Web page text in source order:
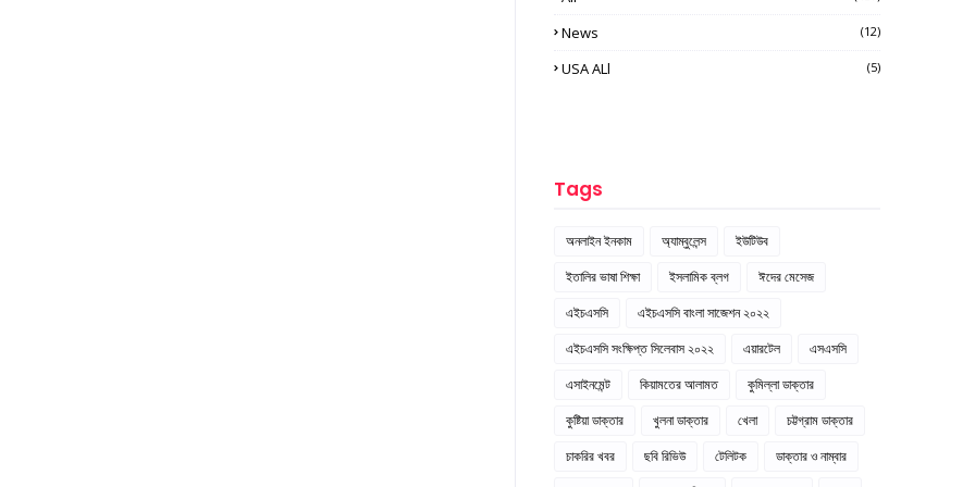
News (12)
USA ALl (5)
Tags
অনলাইন ইনকাম অ্যাম্বুলেন্স
ইউটিউব
ইতালির ভাষা শিক্ষা
ইসলামিক ব্লগ
ঈদের মেসেজ
এইচএসসি
এইচএসসি বাংলা সাজেশন ২০২২
এইচএসসি সংক্ষিপ্ত সিলেবাস ২০২২
এয়ারটেল
এসএসসি
এসাইনমেন্ট
কিয়ামতের আলামত
কুমিল্লা ডাক্তার
কুষ্টিয়া ডাক্তার
খুলনা ডাক্তার খেলা
চট্টগ্রাম ডাক্তার
চাকরির খবর
ছবি রিভিউ টেলিটক
ডাক্তার ও নাম্বার